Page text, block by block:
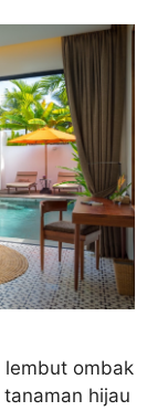
lembut ombak
hijau